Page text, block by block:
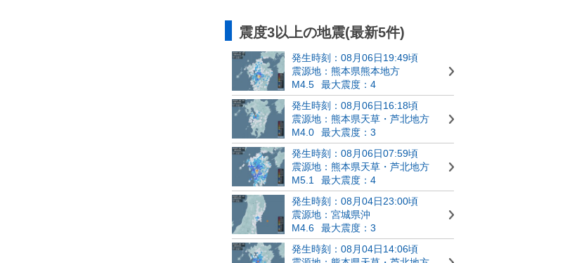
震度3以上の地震(最新5件)
発生時刻：08月06日19:49頃
震源地：熊本県熊本地方
M4.5
最大震度：4
発生時刻：08月06日16:18頃
震源地：熊本県天草・芦北地方
M4.0
最大震度：3
発生時刻：08月06日07:59頃
震源地：熊本県天草・芦北地方
M5.1
最大震度：4
発生時刻：08月04日23:00頃
震源地：宮城県沖
M4.6
最大震度：3
発生時刻：08月04日14:06頃